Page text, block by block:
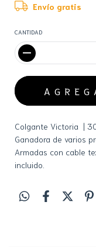
Envío gratis
CANTIDAD
Colgante Victoria |
Ganadora de varios
Armadas con cable
incluido.